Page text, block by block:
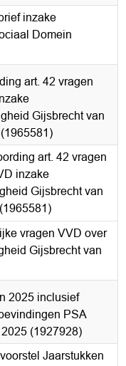
inzake
Domein
art. 42 vragen
Gijsbrecht van
art. 42 vragen
inzake
Gijsbrecht van
vragen VVD over
Gijsbrecht van
2025 inclusief
PSA
(1927928)
Jaarstukken